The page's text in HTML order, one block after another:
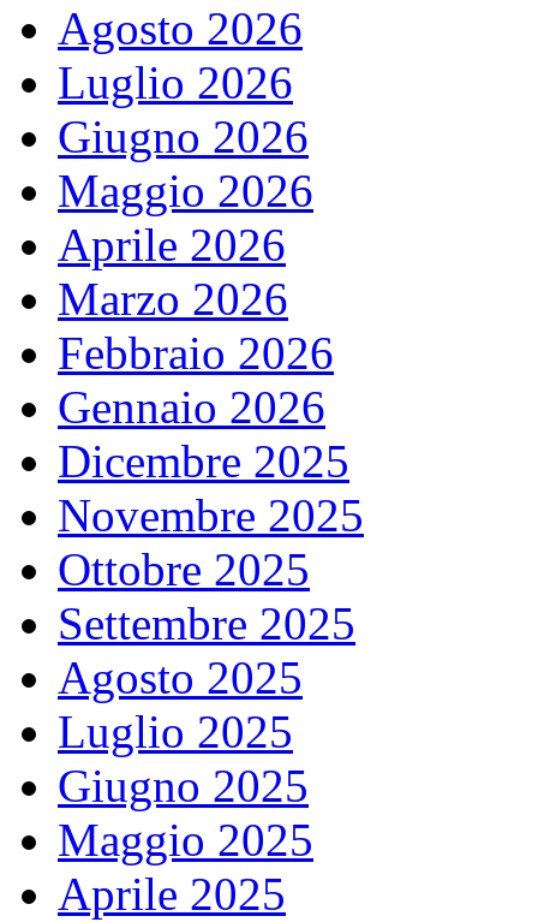
Agosto 2026
Luglio 2026
Giugno 2026
Maggio 2026
Aprile 2026
Marzo 2026
Febbraio 2026
Gennaio 2026
Dicembre 2025
Novembre 2025
Ottobre 2025
Settembre 2025
Agosto 2025
Luglio 2025
Giugno 2025
Maggio 2025
Aprile 2025